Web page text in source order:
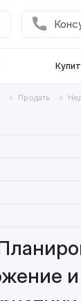
Продать